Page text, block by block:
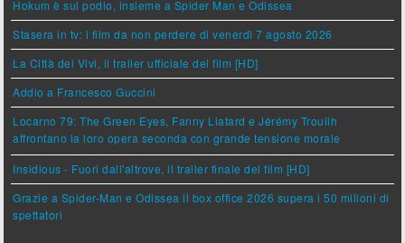
Hokum è sul podio, insieme a Spider Man e Odissea
Stasera in tv: i film da non perdere di venerdì 7 agosto 2026
La Città dei Vivi, il trailer ufficiale del film [HD]
Addio a Francesco Guccini
Locarno 79: The Green Eyes, Fanny Liatard e Jérémy Trouilh
affrontano la loro opera seconda con grande tensione morale
Insidious - Fuori dall'altrove, il trailer finale del film [HD]
Grazie a Spider-Man e Odissea il box office 2026 supera i 50 milioni di
spettatori